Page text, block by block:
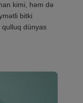
kimi, həm də
bitki
qulluq dünyas